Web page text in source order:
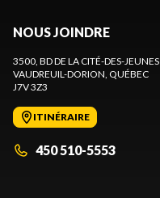
NOUS JOINDRE
3500, BD DE LA CITÉ-DES-JEUNES
VAUDREUIL-DORION, QUÉBEC
J7V 3Z3
ITINÉRAIRE
450 510-5553